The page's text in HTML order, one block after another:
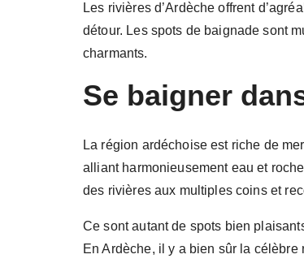
Les rivières d’Ardèche offrent
détour. Les spots de baignade sont
charmants.
Se baigner
La région ardéchoise est riche de
alliant harmonieusement eau et
des rivières aux multiples coins et
Ce sont autant de spots bien
En Ardèche, il y a bien sûr la